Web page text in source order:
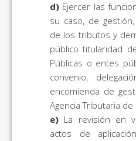
d) Ejercer las
su caso, de
de los tributos y
público titularidad
Públicas o entes
convenio,
encomienda de
Agencia Tributaria
e) La revisión en
actos de